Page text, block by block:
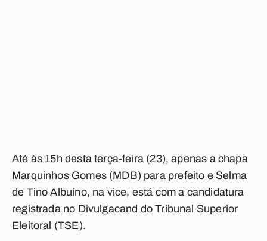
Até às 15h desta terça-feira (23), apenas a chapa
Marquinhos Gomes (MDB) para prefeito e Selma
de Tino Albuíno, na vice, está com a candidatura
registrada no Divulgacand do Tribunal Superior
Eleitoral (TSE).